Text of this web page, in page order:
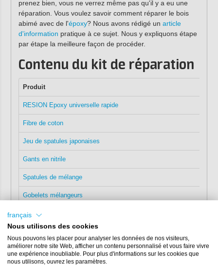
prenez bien, vous ne verrez même pas qu'il y a eu une
réparation. Vous voulez savoir comment réparer le bois
abimé avec de l'époxy? Nous avons rédigé un article
d'information pratique à ce sujet. Nous y expliquons étape
par étape la meilleure façon de procéder.
Contenu du kit de réparation
Produit
RESION Epoxy universelle rapide
Fibre de coton
Jeu de spatules japonaises
Gants en nitrile
Spatules de mélange
Gobelets mélangeurs
Brosses rondes jetables
Ruban d'emballage 50mm
Si vous souhaitez fabriquer un mastic époxy avec
français
Nous utilisons des cookies
Nous pouvons les placer pour analyser les données de nos visiteurs,
améliorer notre site Web, afficher un contenu personnalisé et vous faire vivre
une expérience inoubliable. Pour plus d'informations sur les cookies que
nous utilisons, ouvrez les paramètres.